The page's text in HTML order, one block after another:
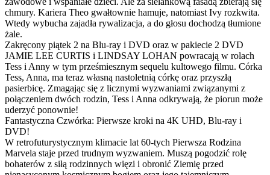
chmury. Kariera Theo gwałtownie hamuje, natomiast Ivy rozkwita.
Wtedy wybucha zajadła rywalizacja, a do głosu dochodzą tłumione
żale.
Zakręcony piątek 2 na Blu-ray i DVD oraz w pakiecie 2 DVD
JAMIE LEE CURTIS i LINDSAY LOHAN powracają w rolach
Tess i Anny w tym prześmiesznym sequelu kultowego filmu. Córka
Tess, Anna, ma teraz własną nastoletnią córkę oraz przyszłą
pasierbicę. Zmagając się z licznymi wyzwaniami związanymi z
połączeniem dwóch rodzin, Tess i Anna odkrywają, że piorun może
uderzyć ponownie!
Fantastyczna Czwórka: Pierwsze kroki na 4K UHD, Blu-ray i
DVD!
W retrofuturystycznym klimacie lat 60-tych Pierwsza Rodzina
Marvela staje przed trudnym wyzwaniem. Muszą pogodzić rolę
bohaterów z siłą rodzinnych więzi i obronić Ziemię przed